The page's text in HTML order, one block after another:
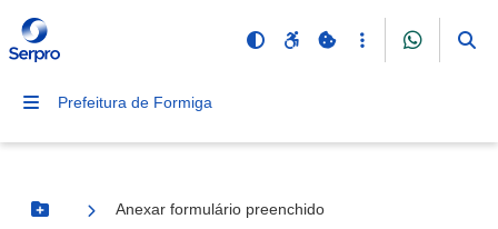
Prefeitura de Formiga
Botão Menu
Anexar formulário preenchido